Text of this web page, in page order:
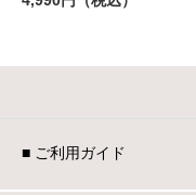
■ ご利用ガイド